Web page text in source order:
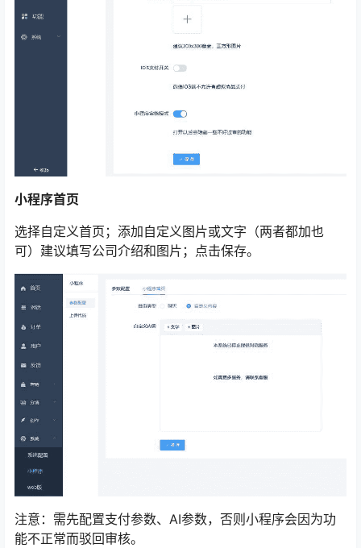
小程序首页
选择自定义首页；添加自定义图片或文字（两者都加也
可）建议填写公司介绍和图片；点击保存。
注意：需先配置支付参数、AI参数，否则小程序会因为功
能不正常而驳回审核。